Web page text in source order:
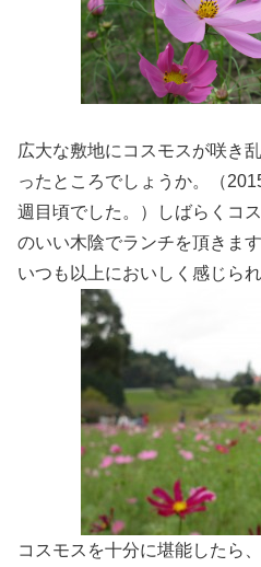
広大な敷地にコスモスが咲き
ったところでしょうか。（
週目頃でした。）しばらくコ
のいい木陰でランチを頂きま
いつも以上においしく感じられ
コスモスを十分に堪能したら